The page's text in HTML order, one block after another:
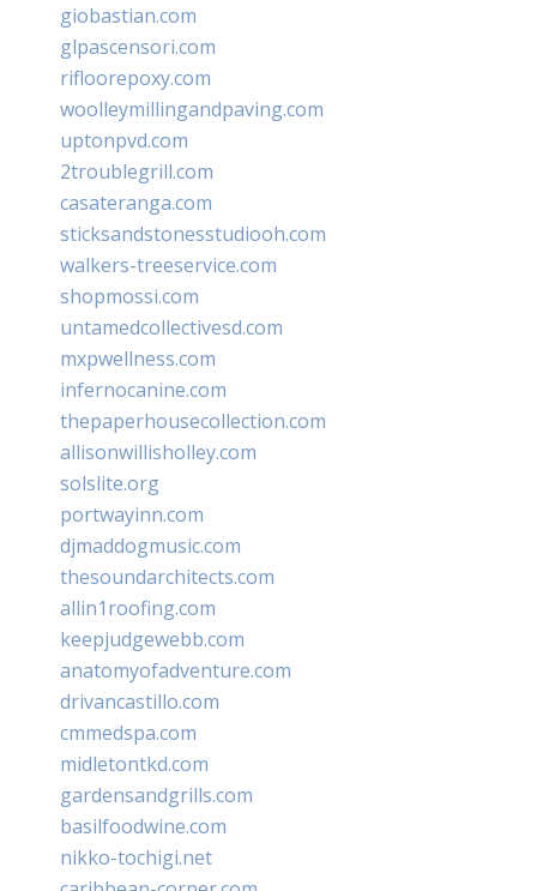
giobastian.com
glpascensori.com
rifloorepoxy.com
woolleymillingandpaving.com
uptonpvd.com
2troublegrill.com
casateranga.com
sticksandstonesstudiooh.com
walkers-treeservice.com
shopmossi.com
untamedcollectivesd.com
mxpwellness.com
infernocanine.com
thepaperhousecollection.com
allisonwillisholley.com
solslite.org
portwayinn.com
djmaddogmusic.com
thesoundarchitects.com
allin1roofing.com
keepjudgewebb.com
anatomyofadventure.com
drivancastillo.com
cmmedspa.com
midletontkd.com
gardensandgrills.com
basilfoodwine.com
nikko-tochigi.net